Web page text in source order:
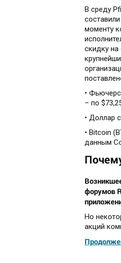
В среду
моменту
скидку
•
– по
• Доллар
• Bitcoin
данным
форумов
Но
акций